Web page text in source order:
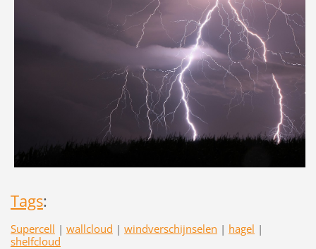
Tags:
Supercell | wallcloud | windverschijnselen | hagel |
shelfcloud